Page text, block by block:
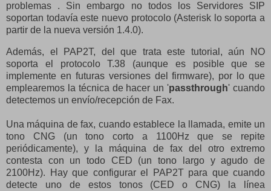
problemas . Sin embargo no todos los Servidores SIP
soportan todavía este nuevo protocolo (Asterisk lo soporta a
partir de la nueva versión 1.4.0).
Además, el PAP2T, del que trata este tutorial, aún NO
soporta el protocolo T.38 (aunque es posible que se
implemente en futuras versiones del firmware), por lo que
emplearemos la técnica de hacer un 'passthrough' cuando
detectemos un envío/recepción de Fax.
Una máquina de fax, cuando establece la llamada, emite un
tono CNG (un tono corto a 1100Hz que se repite
periódicamente), y la máquina de fax del otro extremo
contesta con un todo CED (un tono largo y agudo de
2100Hz). Hay que configurar el PAP2T para que cuando
detecte uno de estos tonos (CED o CNG) la línea